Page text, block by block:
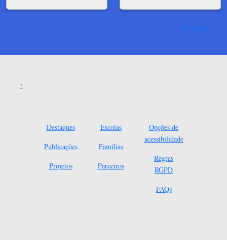
Ver mais
Destaques
Publicações
Projetos
Escolas
Famílias
Parceiros
Opções de
acessibilidade
Regras
RGPD
FAQs